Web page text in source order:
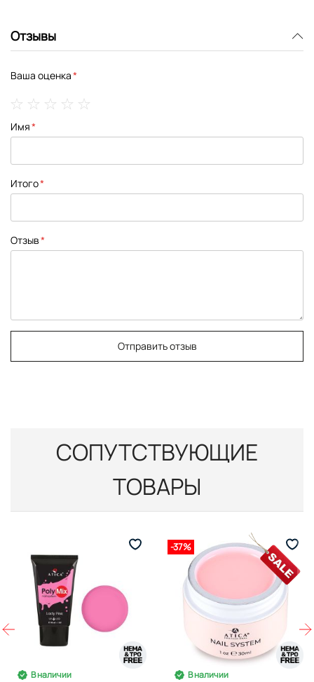
Отзывы
Ваша оценка
star
stars
stars
stars
stars
Имя
Итого
Отзыв
Отправить отзыв
СОПУТСТВУЮЩИЕ
ТОВАРЫ
В наличии
-37%
В наличии